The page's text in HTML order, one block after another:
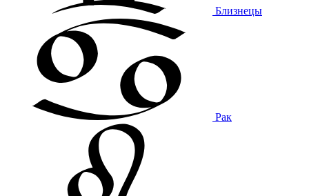
Близнецы
Рак